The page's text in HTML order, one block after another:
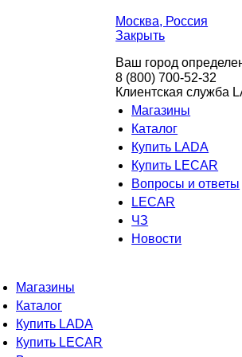
Москва, Россия
Закрыть
Ваш город
8 (800) 700-52-32
Клиентская служба
Магазины
Каталог
Купить LADA
Купить LECAR
Вопросы и ответы
LECAR
ЧЗ
Новости
Магазины
Каталог
Купить LADA
Купить LECAR